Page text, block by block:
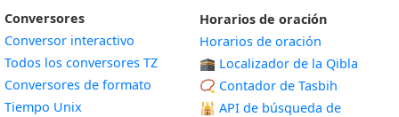
Conversores
Conversor interactivo
Todos los conversores TZ
Conversores de formato
Tiempo Unix
Horarios de oración
Horarios de oración
🕋 Localizador de la Qibla
📿 Contador de Tasbih
🕌 API de búsqueda de